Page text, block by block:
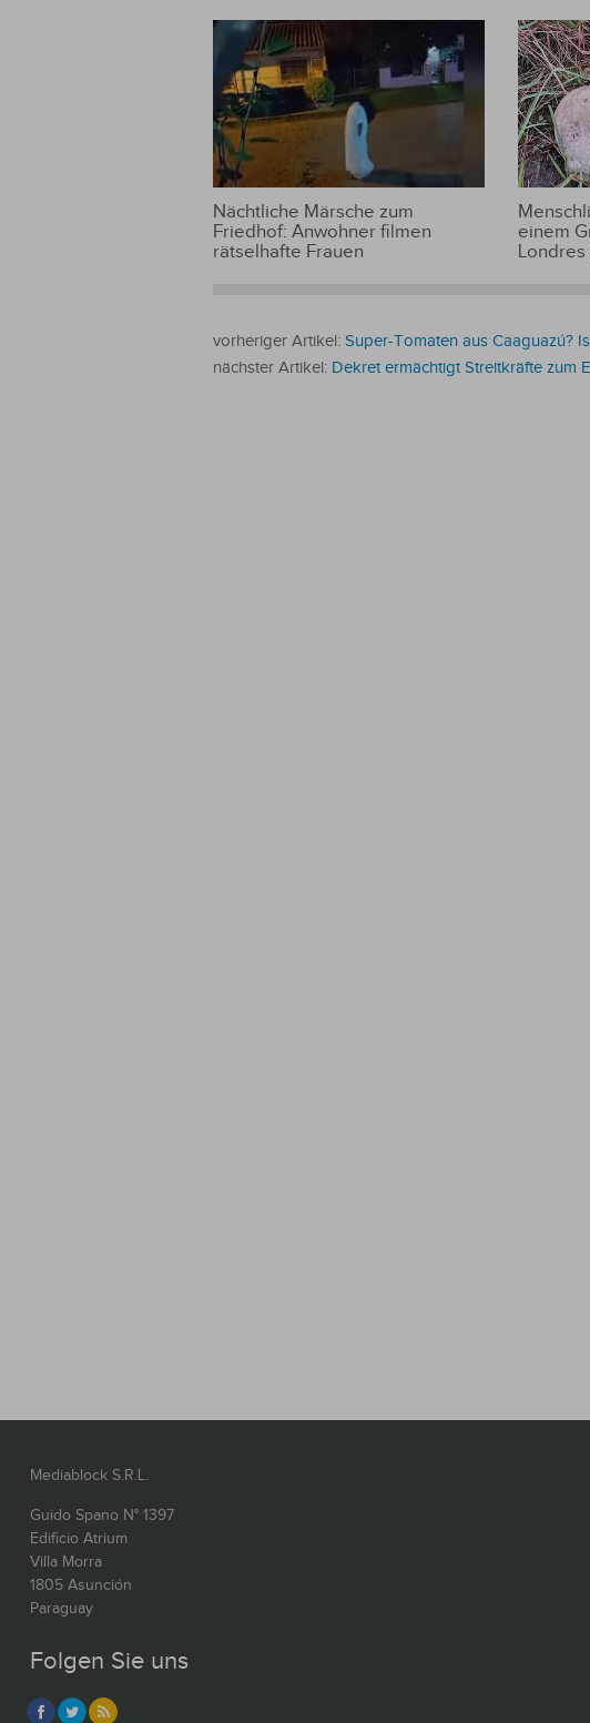
zugelassen wurde
Nächtliche Märsche zum
Friedhof: Anwohner filmen
rätselhafte Frauen
einem
vorheriger Artikel: Super-Tomaten aus Caaguazú?
nächster Artikel: Dekret ermächtigt Streitkräfte zum
Mediablock S.R.L.
Guido Spano N° 1397
Edificio Atrium
Villa Morra
1805 Asunción
Paraguay
Folgen Sie uns